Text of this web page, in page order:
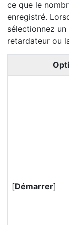
ce que le
enregistré.
sélectionnez
retardateur ou
[Démarrer]